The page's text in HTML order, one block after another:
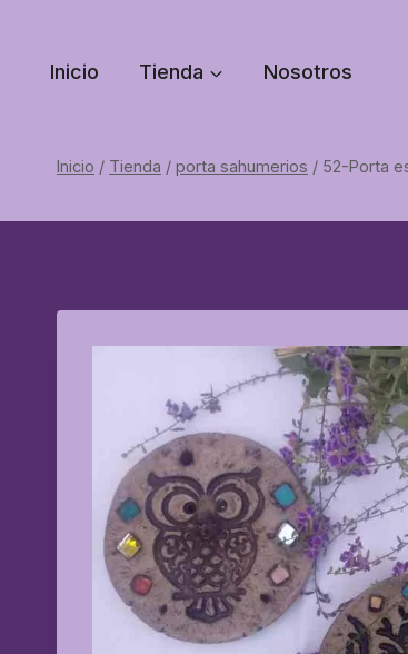
contenido
Inicio Tienda Nosotros
Inicio / Tienda / porta sahumerios / 52-Porta